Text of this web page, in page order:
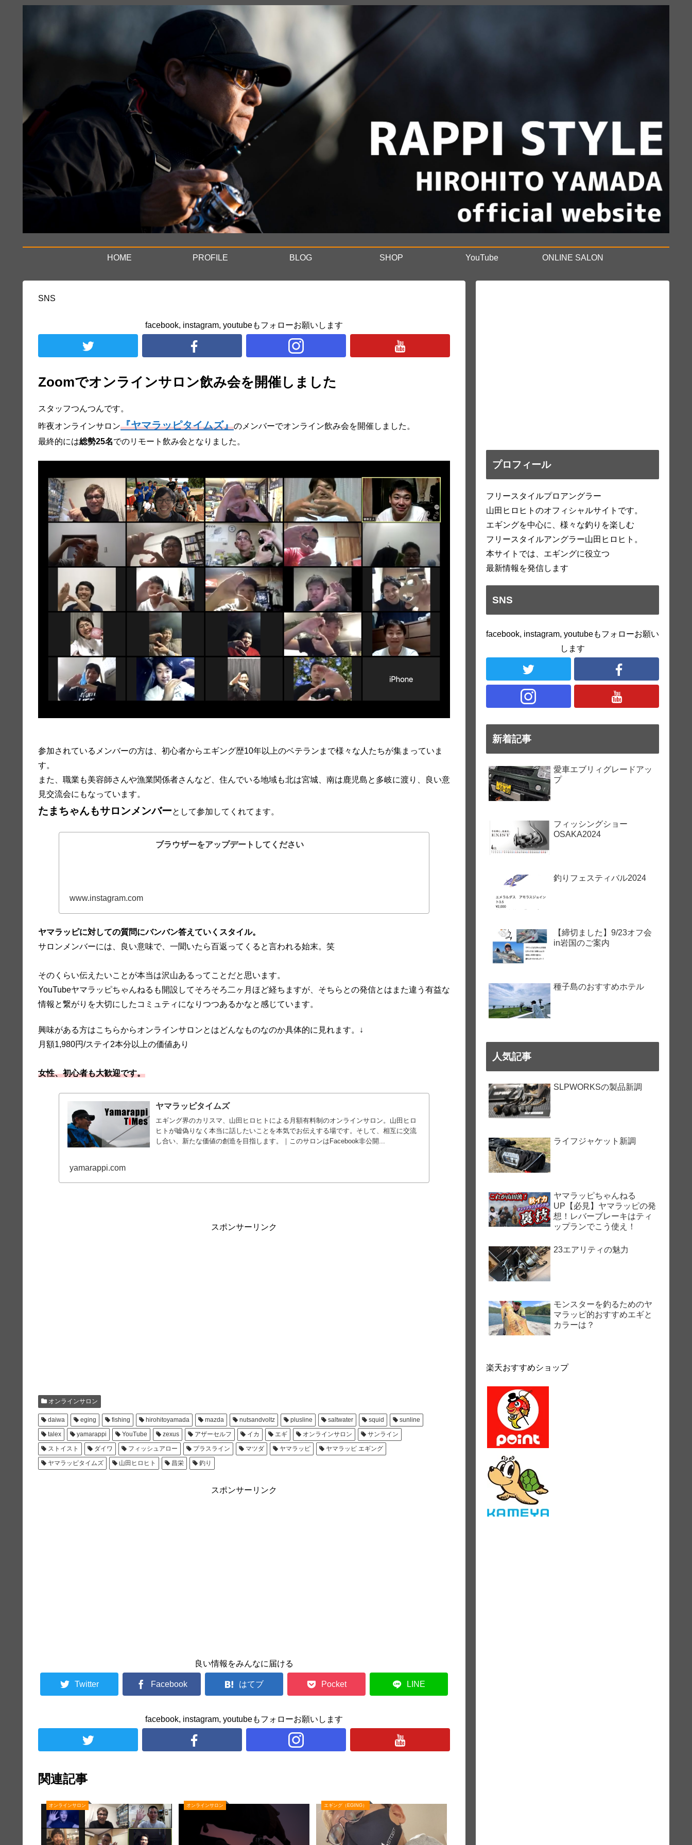
HOME PROFILE BLOG SHOP YouTube ONLINE SALON
SNS
facebook, instagram, youtubeもフォローお願いします
Zoomでオンラインサロン飲み会を開催しました
スタッフつんつんです。
昨夜オンラインサロン『ヤマラッピタイムズ』のメンバーでオンライン飲み会を開催しました。
最終的には総勢25名でのリモート飲み会となりました。
参加されているメンバーの方は、初心者からエギング歴10年以上のベテランまで様々な人たちが集まっていま
す。
また、職業も美容師さんや漁業関係者さんなど、住んでいる地域も北は宮城、南は鹿児島と多岐に渡り、良い意
見交流会にもなっています。
たまちゃんもサロンメンバーとして参加してくれてます。
ブラウザーをアップデートしてください
www.instagram.com
ヤマラッピに対しての質問にバンバン答えていくスタイル。
サロンメンバーには、良い意味で、一聞いたら百返ってくると言われる始末。笑
そのくらい伝えたいことが本当は沢山あるってことだと思います。
YouTubeヤマラッピちゃんねるも開設してそろそろ二ヶ月ほど経ちますが、そちらとの発信とはまた違う有益な
情報と繋がりを大切にしたコミュティになりつつあるかなと感じています。
興味がある方はこちらからオンラインサロンとはどんなものなのか具体的に見れます。↓
月額1,980円/ステイ2本分以上の価値あり
女性、初心者も大歓迎です。
ヤマラッピタイムズ
エギング界のカリスマ、山田ヒロヒトによる月額有料制のオンラインサロン。山田ヒロ
ヒトが嘘偽りなく本当に話したいことを本気でお伝えする場です。そして、相互に交流
し合い、新たな価値の創造を目指します。｜このサロンはFacebook非公開...
yamarappi.com
スポンサーリンク
オンラインサロン
daiwa eging fishing hirohitoyamada mazda nutsandvoltz plusline saltwater squid
sunline
talex
yamarappi YouTube zexus アザーセルフ イカ エギ オンラインサロン
サンライン
ストイスト
ダイワ フィッシュアロー プラスライン マツダ ヤマラッピ
ヤマラッピ エギング
ヤマラッピタイムズ
山田ヒロヒト 昌栄 釣り
スポンサーリンク
良い情報をみんなに届ける
Twitter Facebook はてブ Pocket LINE
facebook, instagram, youtubeもフォローお願いします
関連記事
オンラインサロン オンラインサロン エギング（EGING）
プロフィール
フリースタイルプロアングラー
山田ヒロヒトのオフィシャルサイトです。
エギングを中心に、様々な釣りを楽しむ
フリースタイルアングラー山田ヒロヒト。
本サイトでは、エギングに役立つ
最新情報を発信します
SNS
facebook, instagram, youtubeもフォローお願い
します
新着記事
愛車エブリィグレードアッ
プ
フィッシングショー
OSAKA2024
釣りフェスティバル2024
【締切ました】9/23オフ会
in岩国のご案内
種子島のおすすめホテル
人気記事
SLPWORKSの製品新調
ライフジャケット新調
ヤマラッピちゃんねる
UP【必見】ヤマラッピの発
想！レバーブレーキはティ
ップランでこう使え！
23エアリティの魅力
モンスターを釣るためのヤ
マラッピ的おすすめエギと
カラーは？
楽天おすすめショップ